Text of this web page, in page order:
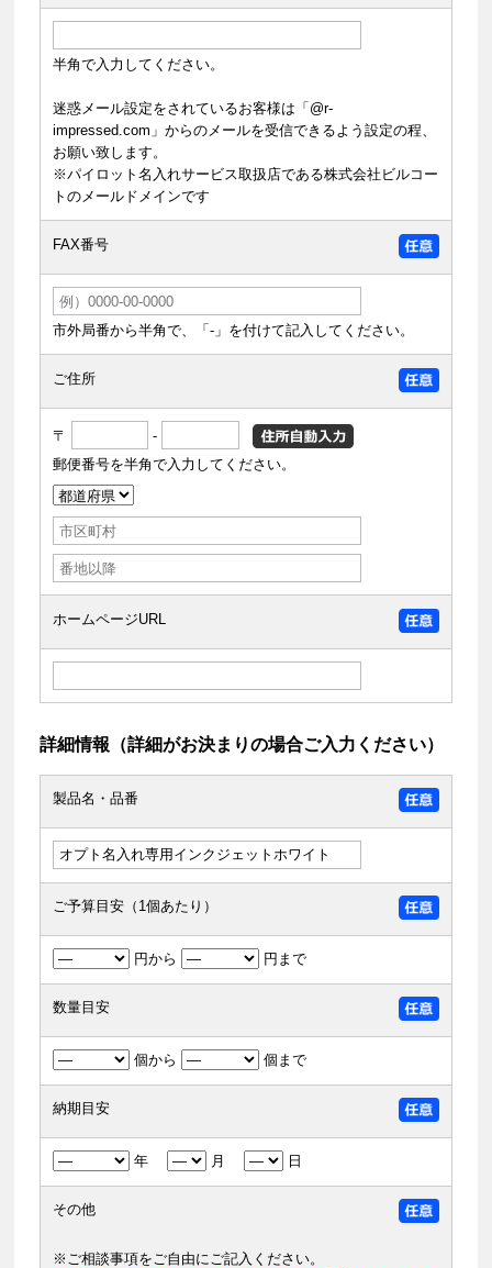
半角で入力してください。
迷惑メール設定をされているお客様は「@r-
impressed.com」からのメールを受信できるよう設定の程、
お願い致します。
※パイロット名入れサービス取扱店である株式会社ビルコー
トのメールドメインです
FAX番号
市外局番から半角で、「-」を付けて記入してください。
ご住所
〒
-
郵便番号を半角で入力してください。
ホームページURL
詳細情報（詳細がお決まりの場合ご入力ください）
製品名・品番
ご予算目安（1個あたり）
円から 円まで
数量目安
個から 個まで
納期目安
年 月 日
その他
※ご相談事項をご自由にご記入ください。